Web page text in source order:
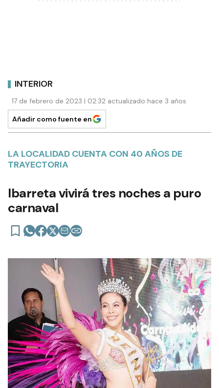
INTERIOR
17 de febrero de 2023 | 02:32 actualizado hace 3 años
Añadir como fuente en
LA LOCALIDAD CUENTA CON 40 AÑOS DE
TRAYECTORIA
Ibarreta vivirá tres noches a puro
carnaval